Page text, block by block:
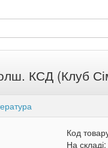
КСД (Клуб
Код
На складі: